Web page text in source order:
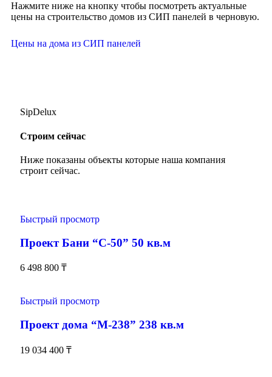
Нажмите ниже на кнопку чтобы посмотреть актуальные
цены на строительство домов из СИП панелей в черновую.
Цены на дома из СИП панелей
SipDelux
Строим сейчас
Ниже показаны объекты которые наша компания
строит сейчас.
Быстрый просмотр
Проект Бани “С-50” 50 кв.м
6 498 800 ₸
Быстрый просмотр
Проект дома “М-238” 238 кв.м
19 034 400 ₸